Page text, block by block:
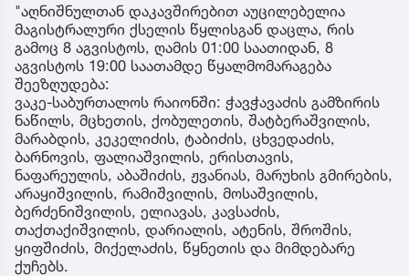
"აღნიშნულთან დაკავშირებით აუცილებელია
მაგისტრალური ქსელის წყლისგან დაცლა, რის
გამოც 8 აგვისტოს, ღამის 01:00 საათიდან, 8
აგვისტოს 19:00 საათამდე წყალმომარაგება
შეეზღუდება:
ვაკე-საბურთალოს რაიონში: ჭავჭავაძის გამზირის
ნაწილს, მცხეთის, ქობულეთის, შატბერაშვილის,
მარაბდის, კეკელიძის, ტაბიძის, ცხვედაძის,
ბარნოვის, ფალიაშვილის, ერისთავის,
ნაფარეულის, აბაშიძის, ჟვანიას, მარუხის გმირების,
არაყიშვილის, რამიშვილის, მოსაშვილის,
ბერძენიშვილის, ელიავას, კავსაძის,
თაქთაქიშვილის, დარიალის, ატენის, შროშის,
ყიფშიძის, მიქელაძის, წყნეთის და მიმდებარე
ქუჩებს.